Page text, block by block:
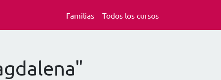
Familias Todos los cursos